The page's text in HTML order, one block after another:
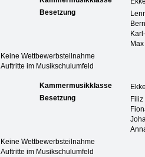
Besetzung
Keine Wettbewerbsteilnahme
Auftritte im Musikschulumfeld
Kammermusikklasse
Besetzung
Keine Wettbewerbsteilnahme
Auftritte im Musikschulumfeld